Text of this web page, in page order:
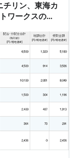
リン、東海カ
ワークスの配